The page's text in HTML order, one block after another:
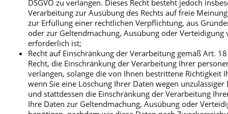
DSGVO zu verlangen. Dieses Recht besteht jedoch
Verarbeitung zur Ausübung des Rechts auf freie
zur Erfüllung einer rechtlichen Verpflichtung, aus
oder zur Geltendmachung, Ausübung oder Verteidigung
erforderlich ist;
Recht auf Einschränkung der Verarbeitung gemäß Art. 18
Recht, die Einschränkung der Verarbeitung Ihrer
verlangen, solange die von Ihnen bestrittene Richtigkeit
wenn Sie eine Löschung Ihrer Daten wegen
und stattdessen die Einschränkung der Verarbeitung
Ihre Daten zur Geltendmachung, Ausübung oder